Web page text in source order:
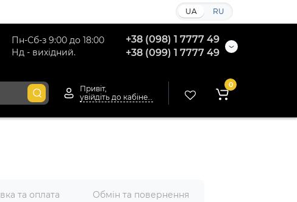
UA RU
Пн-Сб-з 9:00 до 18:00
Нд - вихідний.
+38 (098) 1 7777 49
+38 (099) 1 7777 49
Привіт,
0
та оплата Обмін та повернення